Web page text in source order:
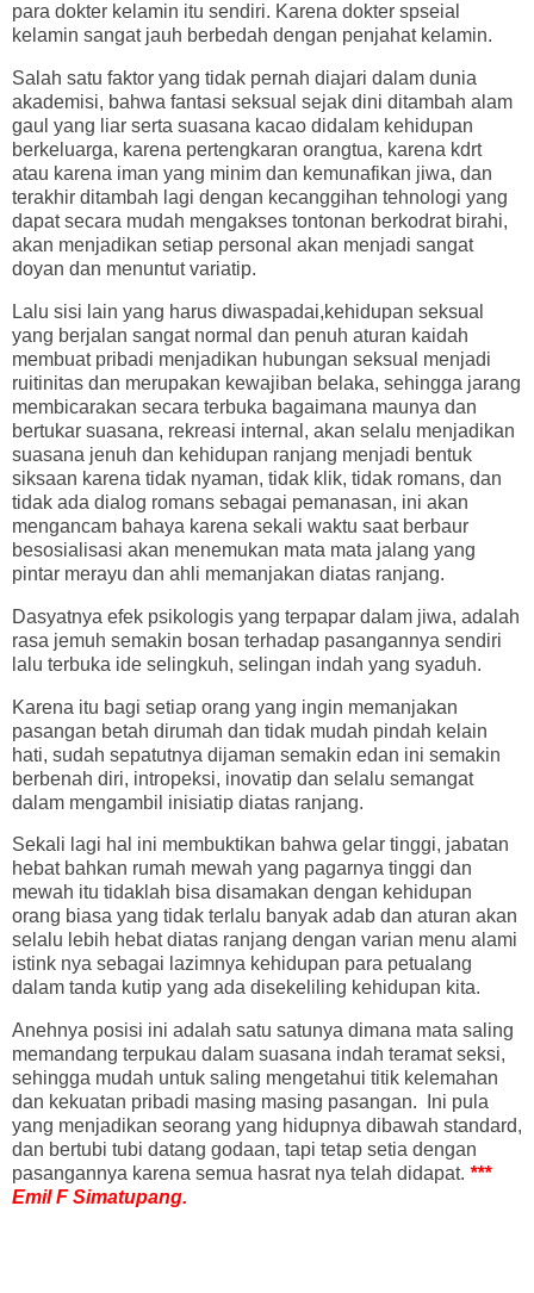
para dokter kelamin itu sendiri. Karena dokter spseial
kelamin sangat jauh berbedah dengan penjahat kelamin.
Salah satu faktor yang tidak pernah diajari dalam dunia
akademisi, bahwa fantasi seksual sejak dini ditambah alam
gaul yang liar serta suasana kacao didalam kehidupan
berkeluarga, karena pertengkaran orangtua, karena kdrt
atau karena iman yang minim dan kemunafikan jiwa, dan
terakhir ditambah lagi dengan kecanggihan tehnologi yang
dapat secara mudah mengakses tontonan berkodrat birahi,
akan menjadikan setiap personal akan menjadi sangat
doyan dan menuntut variatip.
Lalu sisi lain yang harus diwaspadai,kehidupan seksual
yang berjalan sangat normal dan penuh aturan kaidah
membuat pribadi menjadikan hubungan seksual menjadi
ruitinitas dan merupakan kewajiban belaka, sehingga jarang
membicarakan secara terbuka bagaimana maunya dan
bertukar suasana, rekreasi internal, akan selalu menjadikan
suasana jenuh dan kehidupan ranjang menjadi bentuk
siksaan karena tidak nyaman, tidak klik, tidak romans, dan
tidak ada dialog romans sebagai pemanasan, ini akan
mengancam bahaya karena sekali waktu saat berbaur
besosialisasi akan menemukan mata mata jalang yang
pintar merayu dan ahli memanjakan diatas ranjang.
Dasyatnya efek psikologis yang terpapar dalam jiwa, adalah
rasa jemuh semakin bosan terhadap pasangannya sendiri
lalu terbuka ide selingkuh, selingan indah yang syaduh.
Karena itu bagi setiap orang yang ingin memanjakan
pasangan betah dirumah dan tidak mudah pindah kelain
hati, sudah sepatutnya dijaman semakin edan ini semakin
berbenah diri, intropeksi, inovatip dan selalu semangat
dalam mengambil inisiatip diatas ranjang.
Sekali lagi hal ini membuktikan bahwa gelar tinggi, jabatan
hebat bahkan rumah mewah yang pagarnya tinggi dan
mewah itu tidaklah bisa disamakan dengan kehidupan
orang biasa yang tidak terlalu banyak adab dan aturan akan
selalu lebih hebat diatas ranjang dengan varian menu alami
istink nya sebagai lazimnya kehidupan para petualang
dalam tanda kutip yang ada disekeliling kehidupan kita.
Anehnya posisi ini adalah satu satunya dimana mata saling
memandang terpukau dalam suasana indah teramat seksi,
sehingga mudah untuk saling mengetahui titik kelemahan
dan kekuatan pribadi masing masing pasangan. Ini pula
yang menjadikan seorang yang hidupnya dibawah standard,
dan bertubi tubi datang godaan, tapi tetap setia dengan
pasangannya karena semua hasrat nya telah didapat. ***
Emil F Simatupang.